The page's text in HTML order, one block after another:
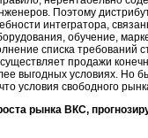
Поэтому
интегратора,
обучение,
списка требований
продажи
выгодных условиях.
условия свободного
рынка ВКС,